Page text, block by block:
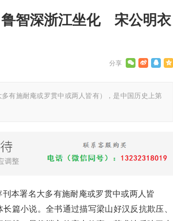
鲁智深浙江坐化 宋公明衣
有施耐庵或罗贯中或两人皆有），是中国历史上第
本署名大多有施耐庵或罗贯中或两人皆
篇小说。全书通过描写梁山好汉反抗欺压、